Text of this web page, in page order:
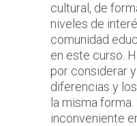
cultural, de
niveles de
comunidad
en este curso.
por considerar
diferencias y
la misma
inconveniente